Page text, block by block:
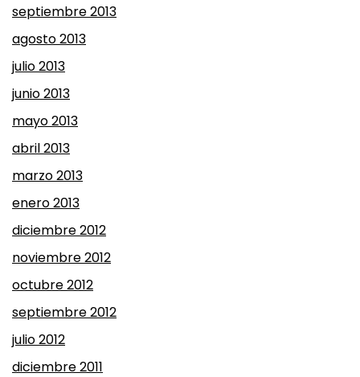
septiembre 2013
agosto 2013
julio 2013
junio 2013
mayo 2013
abril 2013
marzo 2013
enero 2013
diciembre 2012
noviembre 2012
octubre 2012
septiembre 2012
julio 2012
diciembre 2011